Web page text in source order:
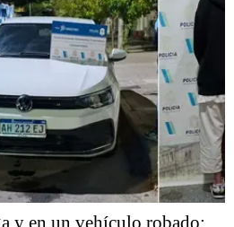
y en un vehículo robado: